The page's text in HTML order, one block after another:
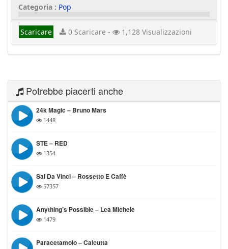
Categoria : Pop
Scaricare 0 Scaricare - 1,128 Visualizzazioni
Potrebbe piacerti anche
24k Magic – Bruno Mars
1448
STE – RED
1354
Sal Da Vinci – Rossetto E Caffè
57357
Anything’s Possible – Lea Michele
1479
Paracetamolo – Calcutta